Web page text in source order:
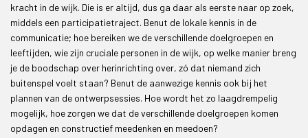
kracht in de wijk. Die is er altijd, dus ga daar als eerste naar op zoek,
middels een participatietraject. Benut de lokale kennis in de
communicatie; hoe bereiken we de verschillende doelgroepen en
leeftijden, wie zijn cruciale personen in de wijk, op welke manier breng
je de boodschap over herinrichting over, zó dat niemand zich
buitenspel voelt staan? Benut de aanwezige kennis ook bij het
plannen van de ontwerpsessies. Hoe wordt het zo laagdrempelig
mogelijk, hoe zorgen we dat de verschillende doelgroepen komen
opdagen en constructief meedenken en meedoen?